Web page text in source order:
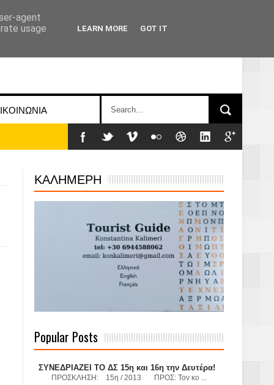
ΚΑΛΗΜΕΡΗ
Popular Posts
ΣΥΝΕΔΡΙΑΖΕΙ ΤΟ ΔΣ 15η και 16η την Δευτέρα!
ΠΡΟΣΚΛΗΣΗ: 15η / 2013 ΠΡΟΣ: Τον κο ...
agent
usage
LEARN MORE GOT IT